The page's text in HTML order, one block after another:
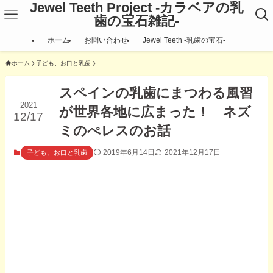
Jewel Teeth Project -カラベアの乳
歯の宝石雑記-
ホーム お問い合わせ Jewel Teeth ‐乳歯の宝石‐
ホーム 子ども、お口と乳歯
スペインの乳歯にまつわる風習
が世界各地に広まった！ ネズ
ミのぺレスのお話
2021
12/17
子ども、お口と乳歯 2019年6月14日 2021年12月17日